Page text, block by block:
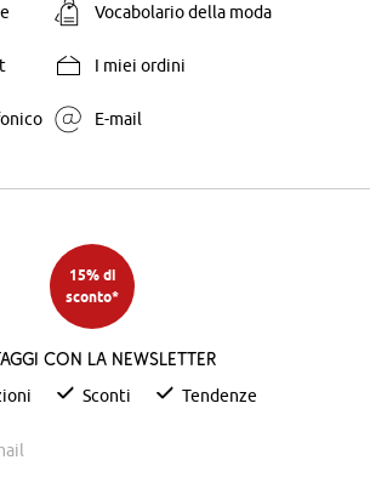
Vocabolario della moda
I miei ordini
E-mail
15% di
sconto*
con la newsletter
Sconti Tendenze